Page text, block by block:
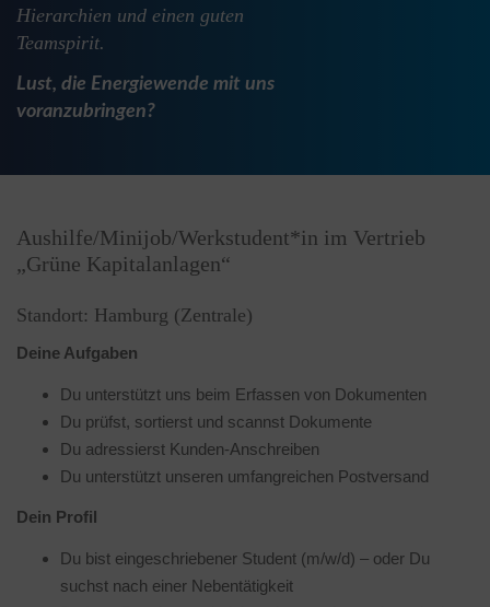
Hierarchien und einen guten
Teamspirit.
Lust, die Energiewende mit uns
voranzubringen?
Aushilfe/Minijob/Werkstudent*in im Vertrieb
„Grüne Kapitalanlagen“
Standort: Hamburg (Zentrale)
Deine Aufgaben
Du unterstützt uns beim Erfassen von Dokumenten
Du prüfst, sortierst und scannst Dokumente
Du adressierst Kunden-Anschreiben
Du unterstützt unseren umfangreichen Postversand
Dein Profil
Du bist eingeschriebener Student (m/w/d) – oder Du
suchst nach einer Nebentätigkeit